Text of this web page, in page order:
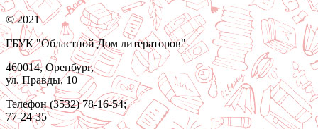
© 2021
ГБУК "Областной Дом литераторов"
460014, Оренбург,
ул. Правды, 10
Телефон (3532) 78-16-54;
77-24-35